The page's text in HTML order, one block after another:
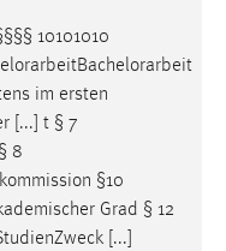
10101010
im ersten
[...] t § 7
8